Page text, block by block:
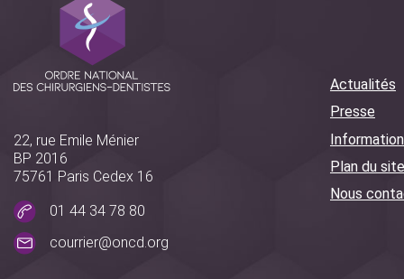
22, rue Emile Ménier
BP 2016
75761 Paris Cedex 16
01 44 34 78 80
courrier@oncd.org
Actualités
Presse
Plan du site
Nous